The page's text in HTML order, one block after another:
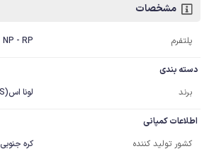
مشخصات
پلتفرم NP - RP
دسته بندی
برند
لونا اس(Luna S)
اطلاعات کمپانی
کشور تولید کننده
کره جنوبی